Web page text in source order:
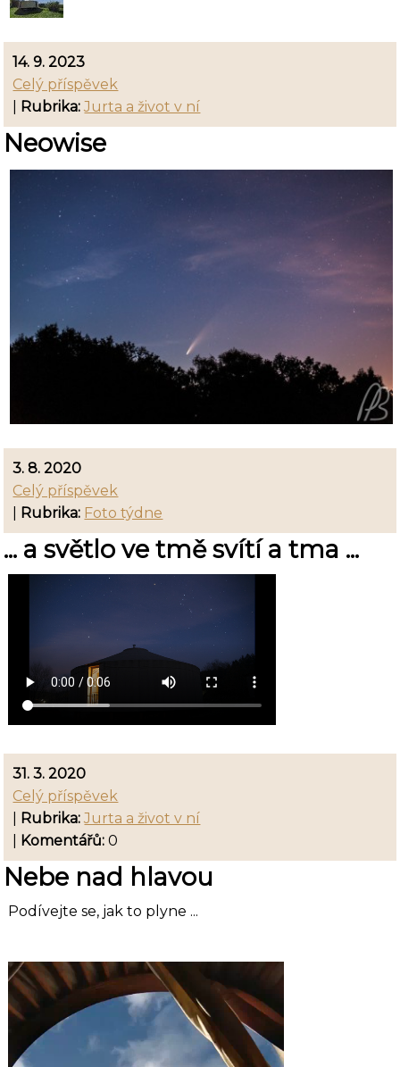
14. 9. 2023
Celý příspěvek
Rubrika: Jurta a život v ní
Neowise
3. 8. 2020
Celý příspěvek
Rubrika: Foto týdne
... a světlo ve tmě svítí a tma ...
31. 3. 2020
Celý příspěvek
Rubrika: Jurta a život v ní
Komentářů: 0
Nebe nad hlavou
Podívejte se, jak to plyne ...